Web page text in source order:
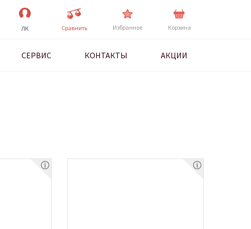
ЛК Cравнить Избранное Корзина
СЕРВИС КОНТАКТЫ АКЦИИ